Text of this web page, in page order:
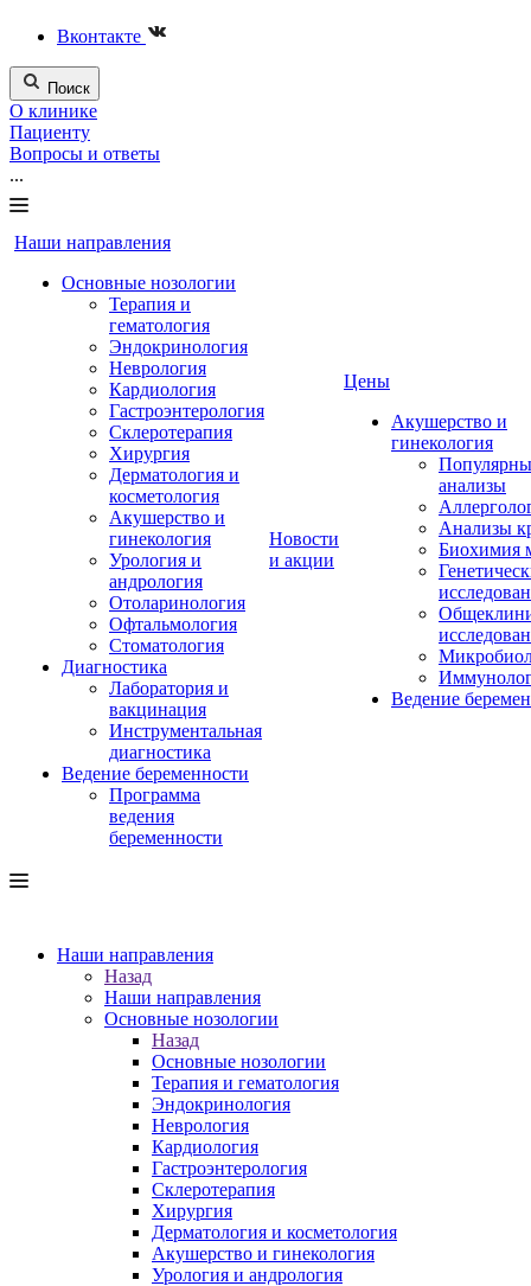
Вконтакте
Поиск
О клинике
Пациенту
Вопросы и ответы
...
Наши направления
Основные нозологии
Терапия и
гематология
Эндокринология
Неврология
Кардиология
Гастроэнтерология
Склеротерапия
Хирургия
Дерматология и
косметология
Акушерство и
гинекология
Урология и
андрология
Отоларинология
Офтальмология
Стоматология
Диагностика
Лаборатория и
вакцинация
Инструментальная
диагностика
Ведение беременности
Программа
ведения
беременности
Новости
и акции
Цены
Акушерство и
гинекология
анализы
Анализы
Биохимия
Ведение
Наши направления
Назад
Наши направления
Основные нозологии
Назад
Основные нозологии
Терапия и гематология
Эндокринология
Неврология
Кардиология
Гастроэнтерология
Склеротерапия
Хирургия
Дерматология и косметология
Акушерство и гинекология
Урология и андрология